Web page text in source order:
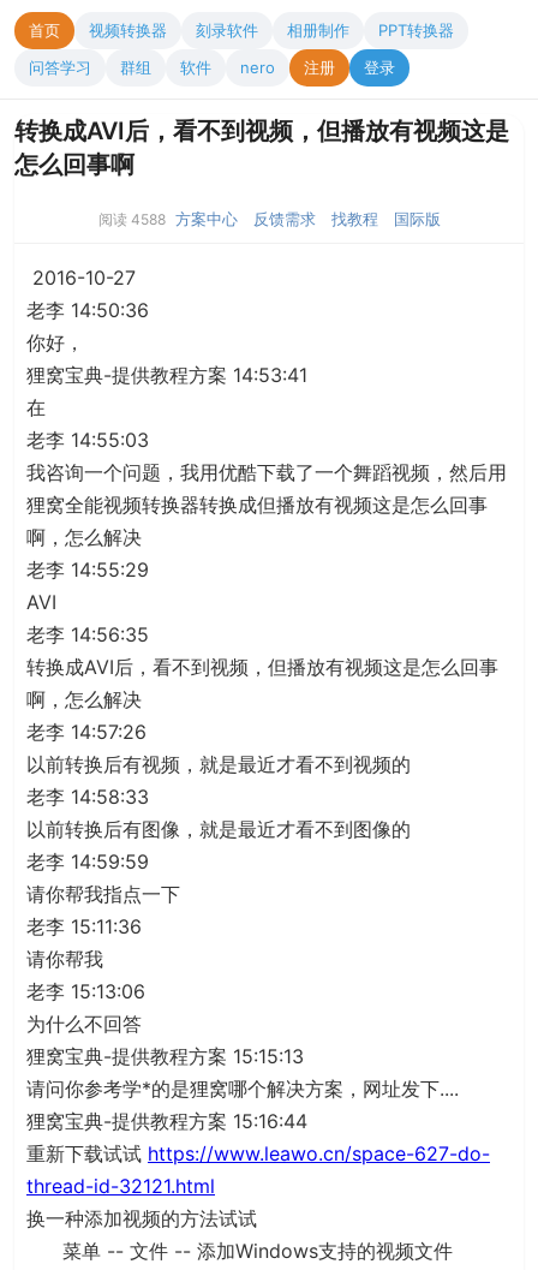
首页 视频转换器 刻录软件 相册制作
PPT转换器
问答学习
群组 软件 nero 注册 登录
转换成AVI后，看不到视频，但播放有视频这是
怎么回事啊
阅读 4588 方案中心 反馈需求 找教程 国际版
2016-10-27
老李 14:50:36
你好，
狸窝宝典-提供教程方案 14:53:41
在
老李 14:55:03
我咨询一个问题，我用优酷下载了一个舞蹈视频，然后用
狸窝全能视频转换器转换成但播放有视频这是怎么回事
啊，怎么解决
老李 14:55:29
AVI
老李 14:56:35
转换成AVI后，看不到视频，但播放有视频这是怎么回事
啊，怎么解决
老李 14:57:26
以前转换后有视频，就是最近才看不到视频的
老李 14:58:33
以前转换后有图像，就是最近才看不到图像的
老李 14:59:59
请你帮我指点一下
老李 15:11:36
请你帮我
老李 15:13:06
为什么不回答
狸窝宝典-提供教程方案 15:15:13
请问你参考学*的是狸窝哪个解决方案，网址发下....
狸窝宝典-提供教程方案 15:16:44
重新下载试试 https://www.leawo.cn/space-627-do-
thread-id-32121.html
换一种添加视频的方法试试
菜单 -- 文件 -- 添加Windows支持的视频文件